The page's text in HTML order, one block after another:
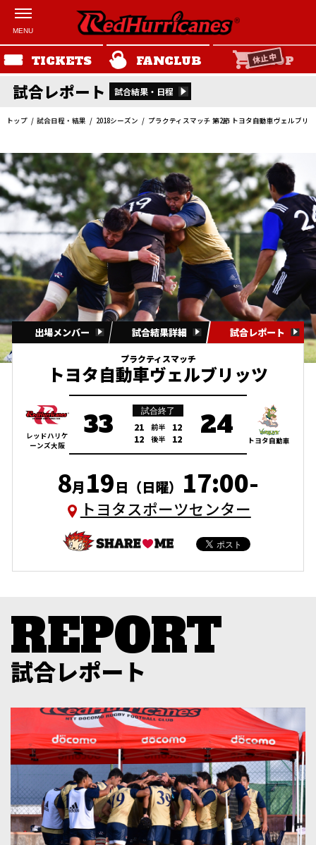
TICKETS FANCLUB SHOP
休止中
試合レポート 試合結果・日程
トップ 試合日程・結果 2018シーズン プラクティスマッチ 第2節 トヨタ自動車ヴェルブリ
出場メンバー 試合結果詳細 試合レポート
プラクティスマッチ
トヨタ自動車ヴェルブリッツ
レッドハリケ
ーンズ大阪
33 試合終了
21 前半
12
12
後半 12 24 トヨタ自動車
8月 19日（日曜） 17:00-
トヨタスポーツセンター
試合レポート